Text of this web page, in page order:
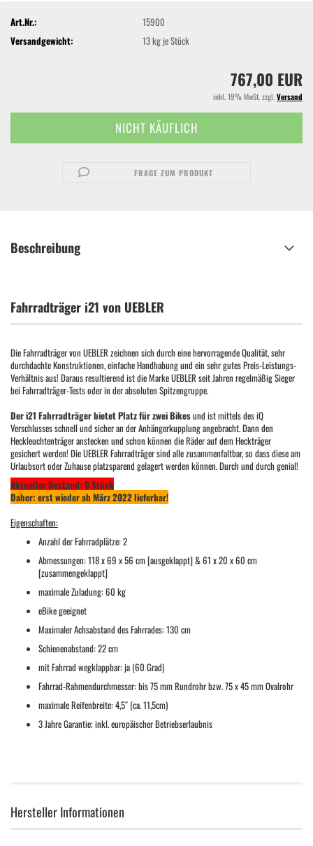
Art.Nr.:
15900
Versandgewicht:
13kg je Stück
767,00 EUR
inkl. 19% MwSt. zzgl.Versand
FRAGE ZUM PRODUKT
Beschreibung
Fahrradträger i21 von UEBLER
Die Fahrradträger von UEBLER zeichnen sich durch eine hervorragende Qualität, sehr
durchdachte Konstruktionen, einfache Handhabung und ein sehr gutes Preis-Leistungs-
Verhältnis aus! Daraus resultierend ist die Marke UEBLER seit Jahren regelmäßig Sieger
bei Fahrradträger-Tests oder in der absoluten Spitzengruppe.
Der i21 Fahrradträger bietet Platz für zwei Bikesund ist mittels des iQ
Verschlusses schnell und sicher an der Anhängerkupplung angebracht. Dann den
Heckleuchtenträger anstecken und schon können die Räder auf dem Heckträger
gesichert werden! Die UEBLER Fahrradträger sind alle zusammenfaltbar, so dass diese am
Urlaubsort oder Zuhause platzsparend gelagert werden können. Durch und durch genial!
Aktueller Bestand: 0 Stück
Daher: erst wieder ab März 2022 lieferbar!
Eigenschaften:
Anzahl der Fahrradplätze: 2
Abmessungen: 118 x 69 x 56 cm [ausgeklappt] & 61 x 20 x 60 cm
[zusammengeklappt]
maximale Zuladung: 60 kg
eBike geeignet
Maximaler Achsabstand des Fahrrades: 130 cm
Schienenabstand: 22 cm
mit Fahrrad wegklappbar: ja (60 Grad)
Fahrrad-Rahmendurchmesser: bis 75 mm Rundrohr bzw. 75 x 45 mm Ovalrohr
maximale Reifenbreite: 4,5″ (ca. 11,5cm)
3 Jahre Garantie; inkl. europäischer Betriebserlaubnis
Hersteller Informationen